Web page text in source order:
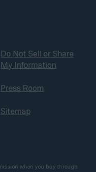
Do Not Sell or Share
My Information
Press Room
Sitemap
when you buy through